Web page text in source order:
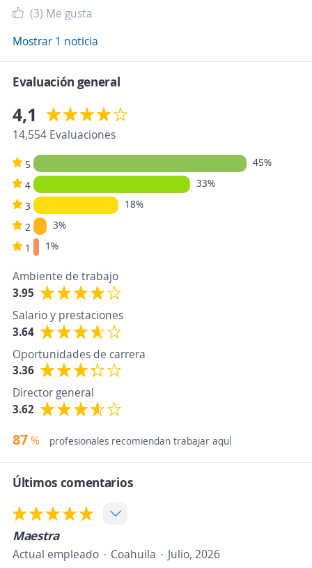
(3) Me gusta
Mostrar 1 noticia
Evaluación general
4,1
14,554 Evaluaciones
5
45%
4
33%
3
18%
2
3%
1
1%
Ambiente de trabajo
3.95
Salario y prestaciones
3.64
Oportunidades de carrera
3.36
Director general
3.62
87% profesionales recomiendan trabajar aquí
Últimos comentarios
Maestra
Actual empleado Coahuila
Julio, 2026